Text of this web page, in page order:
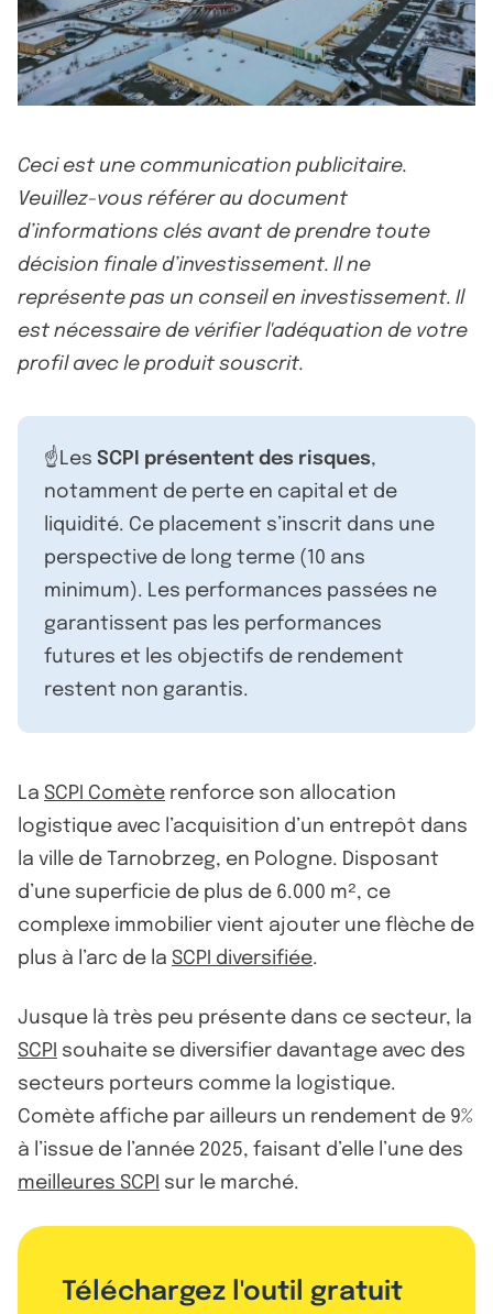
Ceci est une communication publicitaire.
Veuillez-vous référer au document
d’informations clés avant de prendre toute
décision finale d’investissement. Il ne
représente pas un conseil en investissement. Il
est nécessaire de vérifier l'adéquation de votre
profil avec le produit souscrit.
☝️Les SCPI présentent des risques,
notamment de perte en capital et de
liquidité. Ce placement s’inscrit dans une
perspective de long terme (10 ans
minimum). Les performances passées ne
garantissent pas les performances
futures et les objectifs de rendement
restent non garantis.
La SCPI Comète renforce son allocation
logistique avec l’acquisition d’un entrepôt dans
la ville de Tarnobrzeg, en Pologne. Disposant
d’une superficie de plus de 6.000 m², ce
complexe immobilier vient ajouter une flèche de
plus à l’arc de la SCPI diversifiée.
Jusque là très peu présente dans ce secteur, la
SCPI souhaite se diversifier davantage avec des
secteurs porteurs comme la logistique.
Comète affiche par ailleurs un rendement de 9%
à l’issue de l’année 2025, faisant d’elle l’une des
meilleures SCPI sur le marché.
Téléchargez l'outil gratuit